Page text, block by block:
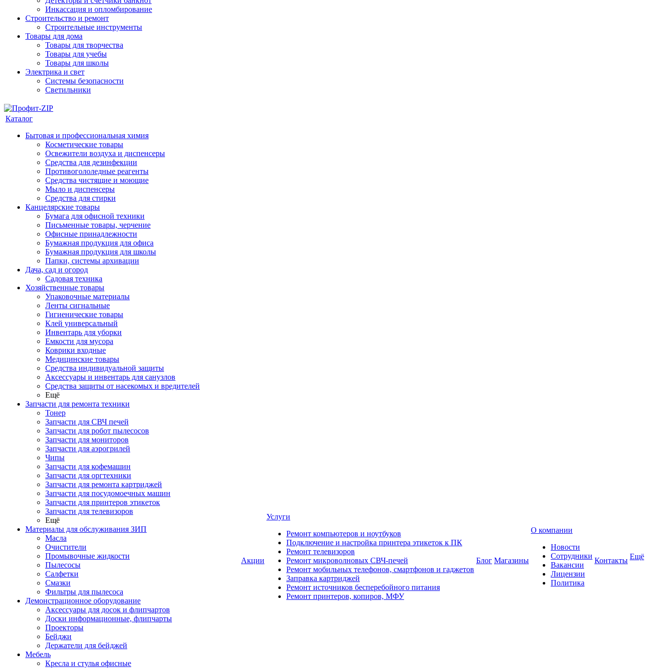
Инкассация и опломбирование
Строительство и ремонт
Строительные инструменты
Товары для дома
Товары для творчества
Товары для учебы
Товары для школы
Электрика и свет
Системы безопасности
Светильники
Каталог
Бытовая и профессиональная химия
Косметические товары
Освежители воздуха и диспенсеры
Средства для дезинфекции
Противогололедные реагенты
Средства чистящие и моющие
Мыло и диспенсеры
Средства для стирки
Канцелярские товары
Бумага для офисной техники
Письменные товары, черчение
Офисные принадлежности
Бумажная продукция для офиса
Бумажная продукция для школы
Папки, системы архивации
Дача, сад и огород
Садовая техника
Хозяйственные товары
Упаковочные материалы
Ленты сигнальные
Гигиенические товары
Клей универсальный
Инвентарь для уборки
Емкости для мусора
Коврики входные
Медицинские товары
Средства индивидуальной защиты
Аксессуары и инвентарь для санузлов
Средства защиты от насекомых и вредителей
Ещё
Запчасти для ремонта техники
Тонер
Запчасти для СВЧ печей
Запчасти для робот пылесосов
Запчасти для мониторов
Запчасти для аэрогрилей
Чипы
Запчасти для кофемашин
Запчасти для оргтехники
Запчасти для ремонта картриджей
Запчасти для посудомоечных машин
Запчасти для принтеров этикеток
Запчасти для телевизоров
Ещё
Материалы для обслуживания ЗИП
Масла
Очистители
Промывочные жидкости
Пылесосы
Салфетки
Смазки
Фильтры для пылесоса
Демонстрационное оборудование
Аксессуары для досок и флипчартов
Доски информационные, флипчарты
Проекторы
Бейджи
Держатели для бейджей
Мебель
Кресла и стулья офисные
Акции
Услуги
Ремонт компьютеров и ноутбуков
Подключение и настройка принтера этикеток к ПК
Ремонт телевизоров
Ремонт микроволновых СВЧ-печей
Ремонт мобильных телефонов, смартфонов и гаджетов
Заправка картриджей
Ремонт источников бесперебойного питания
Ремонт принтеров, копиров, МФУ
Блог Магазины
О компании
Новости
Сотрудники
Вакансии
Лицензии
Политика
Контакты Ещё